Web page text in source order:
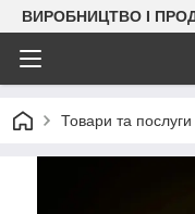
ВИРОБНИЦТВО І
Товари та послуги